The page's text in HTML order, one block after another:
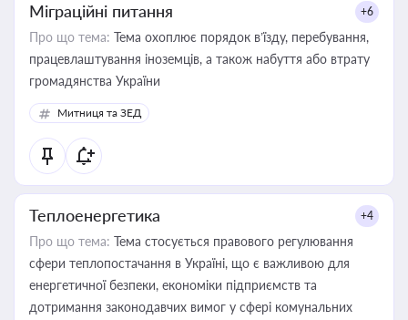
Міграційні питання +6
Про що тема: Тема охоплює порядок в’їзду, перебування,
працевлаштування іноземців, а також набуття або втрату
громадянства України
Митниця та ЗЕД
Теплоенергетика +4
Про що тема: Тема стосується правового регулювання
сфери теплопостачання в Україні, що є важливою для
енергетичної безпеки, економіки підприємств та
дотримання законодавчих вимог у сфері комунальних